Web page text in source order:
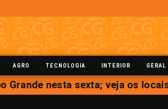
AGRO TECNOLOGIA INTERIOR GERAL
nesta sexta; veja os locais